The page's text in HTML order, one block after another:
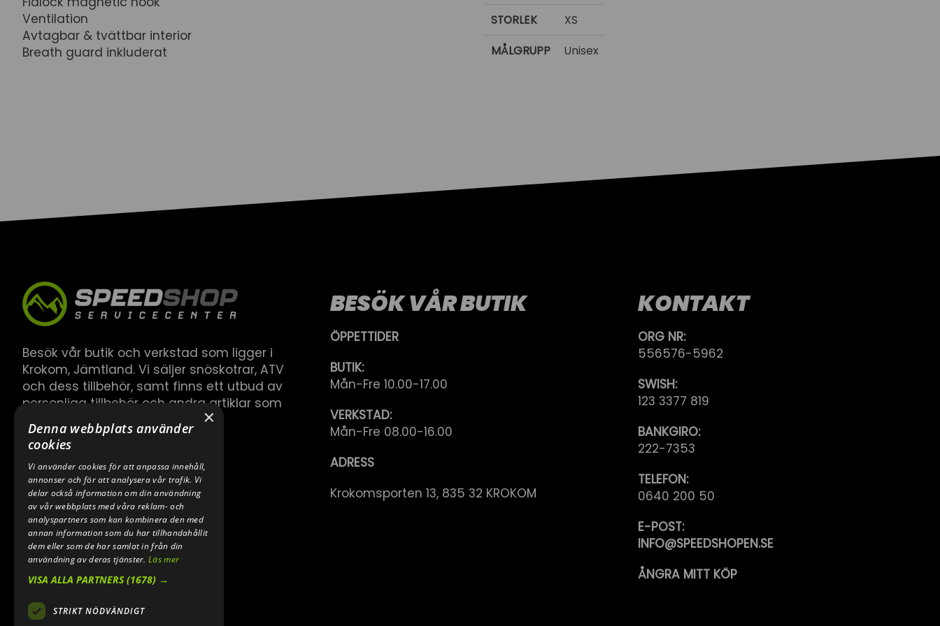
Ventilation
Avtagbar & tvättbar interior
Breath guard inkluderat
STORLEK XS
MÅLGRUPP Unisex
Besök vår butik och verkstad som ligger i
Krokom, Jämtland. Vi säljer snöskotrar, ATV
och dess tillbehör, samt finns ett utbud av
personliga tillbehör och andra artiklar som
hör till.
BESÖK VÅR BUTIK
ÖPPETTIDER
BUTIK:
Mån-Fre 10.00-17.00
VERKSTAD:
Mån-Fre 08.00-16.00
ADRESS
Krokomsporten 13, 835 32 KROKOM
KONTAKT
ORG NR:
556576-5962
SWISH:
123 3377 819
BANKGIRO:
222-7353
TELEFON:
0640 200 50
E-POST:
INFO@SPEEDSHOPEN.SE
ÅNGRA MITT KÖP
×
Denna webbplats använder
cookies
Vi använder cookies för att anpassa innehåll,
annonser och för att analysera vår trafik. Vi
delar också information om din användning
av vår webbplats med våra reklam- och
analyspartners som kan kombinera den med
annan information som du har tillhandahållit
dem eller som de har samlat in från din
användning av deras tjänster.Läs mer
VISA ALLA PARTNERS(1678) →
STRIKT NÖDVÄNDIGT